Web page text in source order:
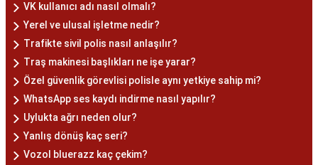
VK kullanıcı adı nasıl olmalı?
Yerel ve ulusal işletme nedir?
Trafikte sivil polis nasıl anlaşılır?
Traş makinesi başlıkları ne işe yarar?
Özel güvenlik görevlisi polisle aynı yetkiye sahip mi?
WhatsApp ses kaydı indirme nasıl yapılır?
Uylukta ağrı neden olur?
Yanlış dönüş kaç seri?
Vozol bluerazz kaç çekim?